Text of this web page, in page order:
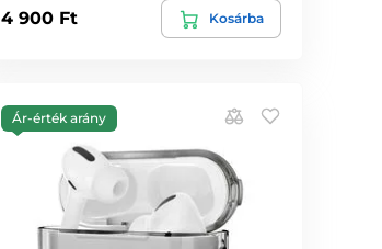
4 900 Ft Kosárba
Ár-érték arány